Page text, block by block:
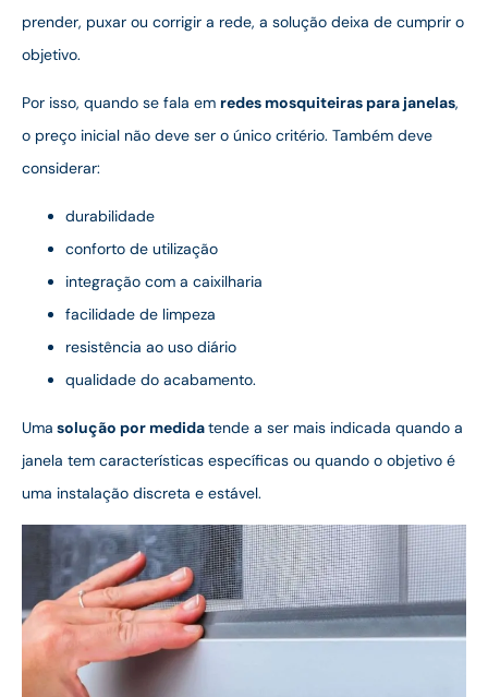
prender, puxar ou corrigir a rede, a solução deixa de cumprir o
objetivo.
Por isso, quando se fala em redes mosquiteiras para janelas,
o preço inicial não deve ser o único critério. Também deve
considerar:
durabilidade
conforto de utilização
integração com a caixilharia
facilidade de limpeza
resistência ao uso diário
qualidade do acabamento.
Uma solução por medidatende a ser mais indicada quando a
janela tem características específicas ou quando o objetivo é
uma instalação discreta e estável.